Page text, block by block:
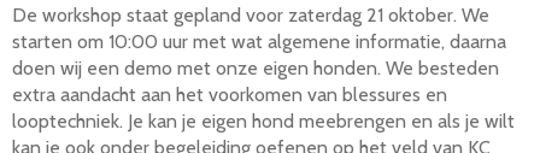
De workshop staat gepland voor zaterdag 21 oktober. We
starten om 10:00 uur met wat algemene informatie, daarna
doen wij een demo met onze eigen honden. We besteden
extra aandacht aan het voorkomen van blessures en
looptechniek. Je kan je eigen hond meebrengen en als je wilt
kan je ook onder begeleiding oefenen op het veld van KC